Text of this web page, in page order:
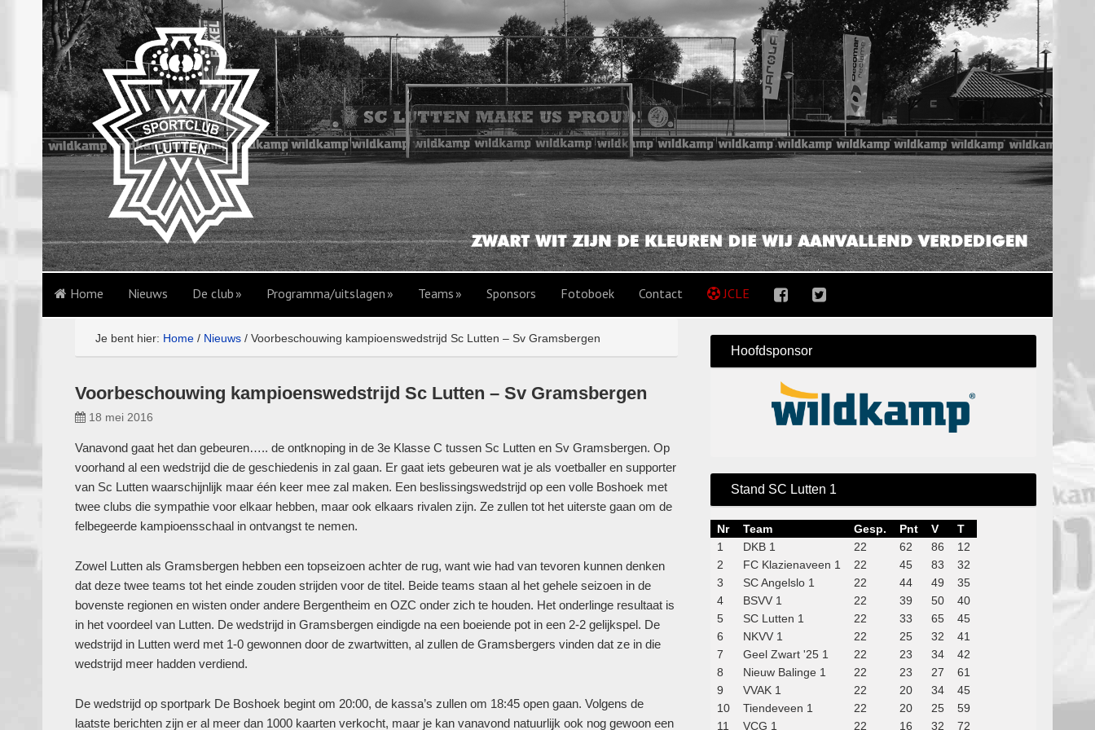
Home Nieuws De club Programma/uitslagen Teams Sponsors Fotoboek Contact JCLE
Je bent hier: Home / Nieuws / Voorbeschouwing kampioenswedstrijd Sc Lutten – Sv Gramsbergen
Voorbeschouwing kampioenswedstrijd Sc Lutten – Sv Gramsbergen
18 mei 2016
Vanavond gaat het dan gebeuren….. de ontknoping in de 3e Klasse C tussen Sc Lutten en Sv Gramsbergen. Op
voorhand al een wedstrijd die de geschiedenis in zal gaan. Er gaat iets gebeuren wat je als voetballer en supporter
van Sc Lutten waarschijnlijk maar één keer mee zal maken. Een beslissingswedstrijd op een volle Boshoek met
twee clubs die sympathie voor elkaar hebben, maar ook elkaars rivalen zijn. Ze zullen tot het uiterste gaan om de
felbegeerde kampioensschaal in ontvangst te nemen.
Zowel Lutten als Gramsbergen hebben een topseizoen achter de rug, want wie had van tevoren kunnen denken
dat deze twee teams tot het einde zouden strijden voor de titel. Beide teams staan al het gehele seizoen in de
bovenste regionen en wisten onder andere Bergentheim en OZC onder zich te houden. Het onderlinge resultaat is
in het voordeel van Lutten. De wedstrijd in Gramsbergen eindigde na een boeiende pot in een 2-2 gelijkspel. De
wedstrijd in Lutten werd met 1-0 gewonnen door de zwartwitten, al zullen de Gramsbergers vinden dat ze in die
wedstrijd meer hadden verdiend.
De wedstrijd op sportpark De Boshoek begint om 20:00, de kassa’s zullen om 18:45 open gaan. Volgens de
laatste berichten zijn er al meer dan 1000 kaarten verkocht, maar je kan vanavond natuurlijk ook nog gewoon een
Hoofdsponsor
Stand SC Lutten 1
Nr Team Gesp. Pnt V
T
1
DKB 1 22 62 86
12
2
FC Klazienaveen 1 22 45 83
32
3
SC Angelslo 1 22 44 49
35
4
BSVV 1 22 39 50
40
5
SC Lutten 1 22 33 65
45
6
NKVV 1 22 25 32
41
7
Geel Zwart '25 1 22 23 34
42
8
Nieuw Balinge 1 22 23 27
61
9
VVAK 1 22 20 34
45
10
Tiendeveen 1 22 20 25
59
11
VCG 1 22 16 32 72